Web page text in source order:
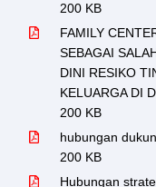
200 KB
FAMILY
SEBAGAI
DINI RESIKO
KELUARGA DI
200 KB
hubungan
200 KB
Hubungan